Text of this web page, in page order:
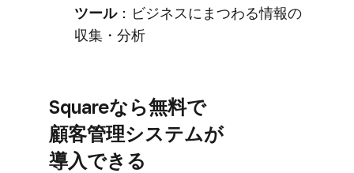
ツール：ビジネスに​まつわる​情報の​
収集・分析
Squareなら​無料で​
顧客管理システムが​
導入できる